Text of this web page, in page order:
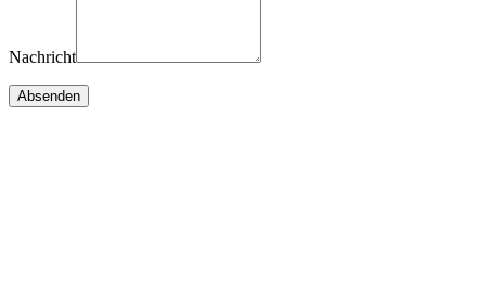
Nachricht